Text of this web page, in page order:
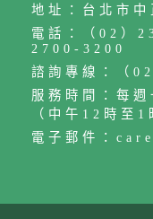
地址：台北市
電話：（02）
2700-3200
諮詢專線：（
服務時間：每
（中午12時至1
電子郵件：